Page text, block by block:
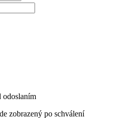
odoslaním
zobrazený po schválení